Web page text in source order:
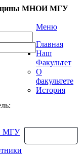
МНОИ МГУ
Меню
Главная
Наш
Факультет
О
факультете
История
МГУ